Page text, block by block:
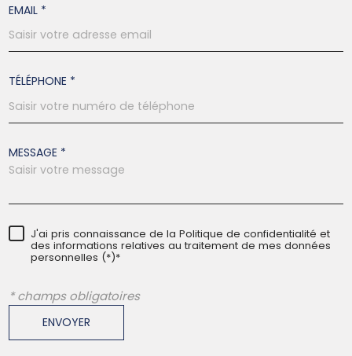
EMAIL *
TÉLÉPHONE *
MESSAGE *
J'ai pris connaissance de la Politique de confidentialité et
des informations relatives au traitement de mes données
personnelles (*)*
* champs obligatoires
ENVOYER